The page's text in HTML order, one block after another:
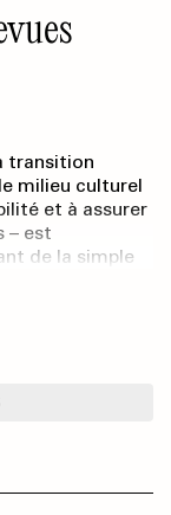
transition
milieu culturel
et à assurer
– est
de la simple
culturelles sont